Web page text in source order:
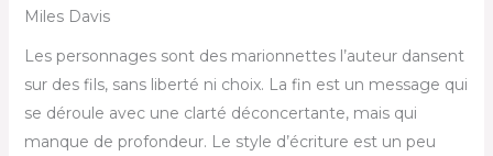
Miles Davis
Les personnages sont des marionnettes l’auteur dansent
sur des fils, sans liberté ni choix. La fin est un message qui
se déroule avec une clarté déconcertante, mais qui
manque de profondeur. Le style d’écriture est un peu